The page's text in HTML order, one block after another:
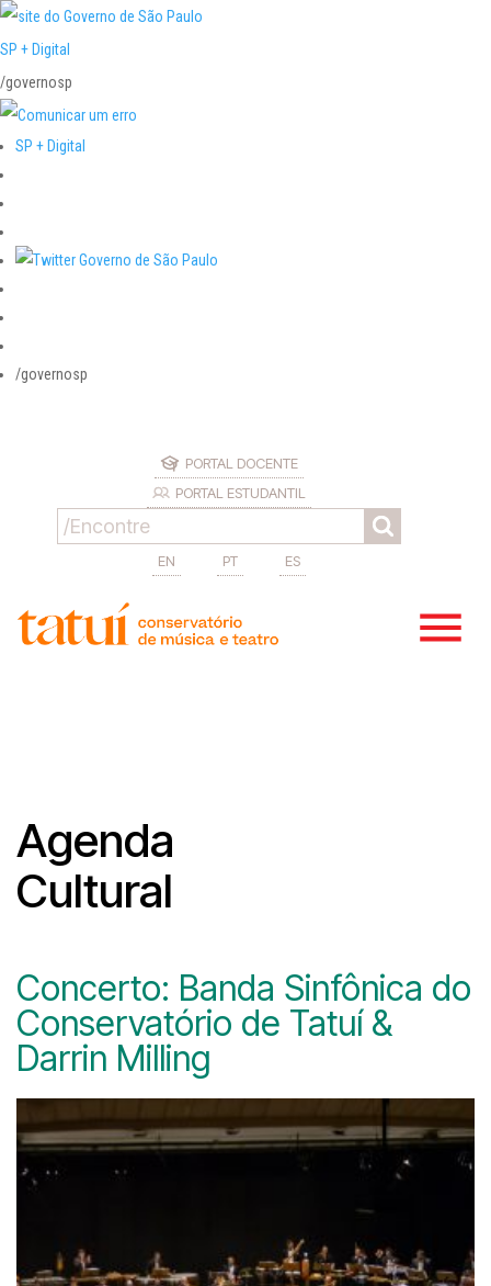
SP + Digital
/governosp
SP + Digital
/governosp
PORTAL DOCENTE
PORTAL ESTUDANTIL
EN PT ES
Agenda
Cultural
Concerto: Banda Sinfônica do
Conservatório de Tatuí &
Darrin Milling